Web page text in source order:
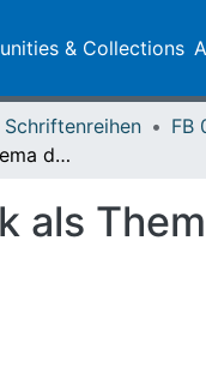
& Collections
Schriftenreihen
Rockmusik als Thema der Theologie
als